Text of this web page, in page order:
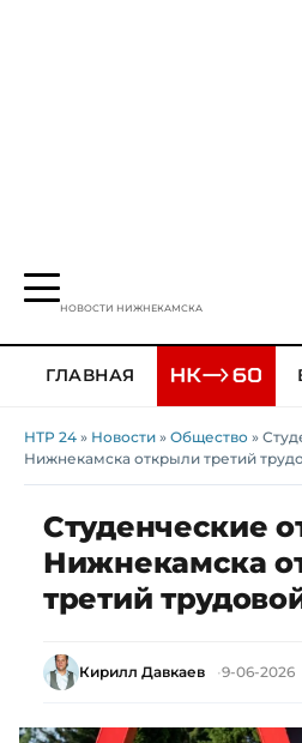
НОВОСТИ НИЖНЕКАМСКА
ГЛАВНАЯ
НТР 24 » Новости » Общество »
Нижнекамска открыли третий
Студенческие
Нижнекамска
третий
Кирилл Давкаев 9-06-2026